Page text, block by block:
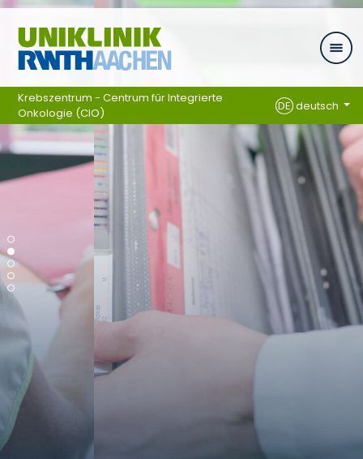
Zum Inhalt springen
Krebszentrum - Centrum für Integrierte
Onkologie (CIO)
DEdeutsch